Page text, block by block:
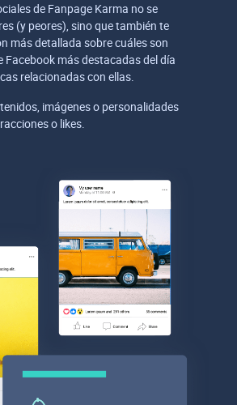
de Fanpage Karma no se
(y peores), sino que también te
más detallada sobre cuáles son
Facebook más destacadas del día
relacionadas con ellas.
imágenes o personalidades
o likes.